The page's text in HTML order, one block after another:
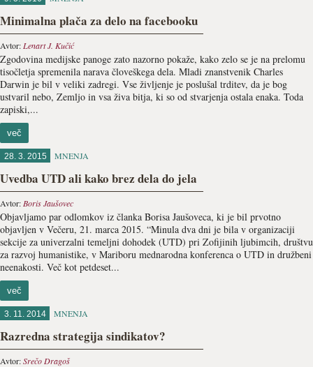
Minimalna plača za delo na facebooku
Avtor: Lenart J. Kučić
Zgodovina medijske panoge zato nazorno pokaže, kako zelo se je na prelomu
tisočletja spremenila narava človeškega dela. Mladi znanstvenik Charles
Darwin je bil v veliki zadregi. Vse življenje je poslušal trditev, da je bog
ustvaril nebo, Zemljo in vsa živa bitja, ki so od stvarjenja ostala enaka. Toda
zapiski,...
več
28. 3. 2015 MNENJA
Uvedba UTD ali kako brez dela do jela
Avtor: Boris Jaušovec
Objavljamo par odlomkov iz članka Borisa Jaušoveca, ki je bil prvotno
objavljen v Večeru, 21. marca 2015. “Minula dva dni je bila v organizaciji
sekcije za univerzalni temeljni dohodek (UTD) pri Zofijinih ljubimcih, društvu
za razvoj humanistike, v Mariboru mednarodna konferenca o UTD in družbeni
neenakosti. Več kot petdeset...
več
3. 11. 2014 MNENJA
Razredna strategija sindikatov?
Avtor:Srečo Dragoš